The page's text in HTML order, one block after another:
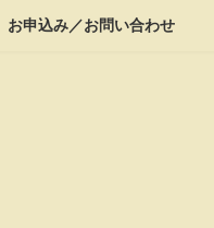
お申込み／お問い合わせ